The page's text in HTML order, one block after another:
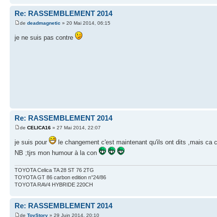
Re: RASSEMBLEMENT 2014
de deadmagnetic » 20 Mai 2014, 06:15
je ne suis pas contre
Re: RASSEMBLEMENT 2014
de CELICA16 » 27 Mai 2014, 22:07
je suis pour
le changement c'est maintenant qu'ils ont dits ,mais ca
NB ;tjrs mon humour à la con
TOYOTA Celica TA 28 ST 76 2TG
TOYOTA GT 86 carbon edition n°24/86
TOYOTA RAV4 HYBRIDE 220CH
Re: RASSEMBLEMENT 2014
de ToyStory » 29 Juin 2014, 20:10